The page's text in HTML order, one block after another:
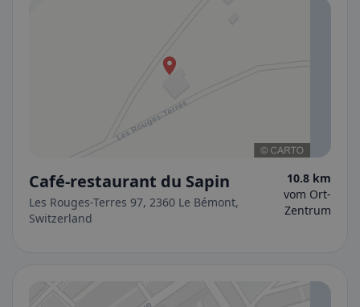
Café-restaurant du Sapin
Les Rouges-Terres 97, 2360 Le Bémont,
Switzerland
10.8 km
vom Ort-
Zentrum